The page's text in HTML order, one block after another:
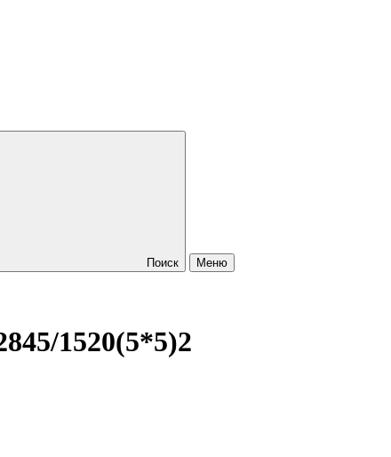
Поиск Меню
1520(5*5)2